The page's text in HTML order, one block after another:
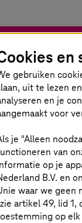
dit
gebruiken
uit te lezen
en je
voor
je "Alleen
van
op je
B.V. en
waar we geen
artikel 49, lid 1,
op